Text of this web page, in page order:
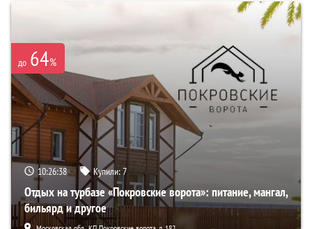
до 64%
10:26:37 Купили:7
Отдых на турбазе «Покровские ворота»: питание, мангал,
бильярд и другое